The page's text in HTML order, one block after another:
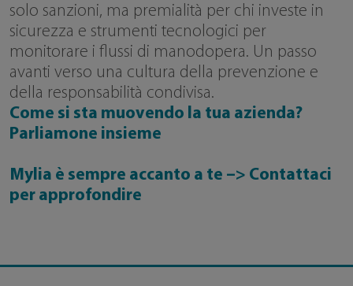
solo sanzioni, ma premialità per chi investe in
sicurezza e strumenti tecnologici per
monitorare i flussi di manodopera. Un passo
avanti verso una cultura della prevenzione e
della responsabilità condivisa.
Come si sta muovendo la tua azienda?
Parliamone insieme
Mylia è sempre accanto a te –> Contattaci
per approfondire